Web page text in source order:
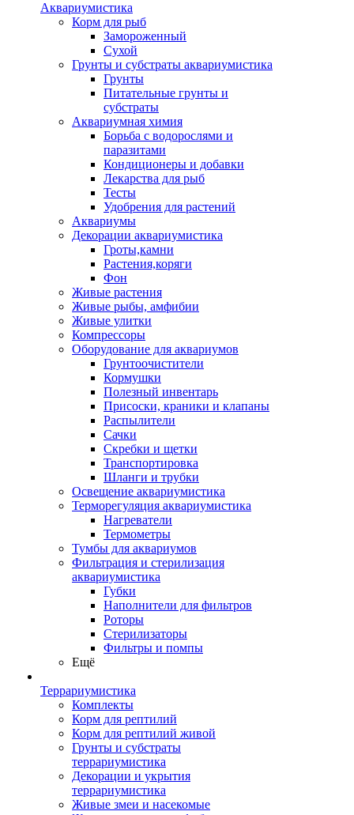
Аквариумистика
Корм для рыб
Замороженный
Сухой
Грунты и субстраты аквариумистика
Грунты
Питательные грунты и
субстраты
Аквариумная химия
Борьба с водорослями и
паразитами
Кондиционеры и добавки
Лекарства для рыб
Тесты
Удобрения для растений
Аквариумы
Декорации аквариумистика
Гроты,камни
Растения,коряги
Фон
Живые растения
Живые рыбы, амфибии
Живые улитки
Компрессоры
Оборудование для аквариумов
Грунтоочистители
Кормушки
Полезный инвентарь
Присоски, краники и клапаны
Распылители
Сачки
Скребки и щетки
Транспортировка
Шланги и трубки
Освещение аквариумистика
Терморегуляция аквариумистика
Нагреватели
Термометры
Тумбы для аквариумов
Фильтрация и стерилизация
аквариумистика
Губки
Наполнители для фильтров
Роторы
Стерилизаторы
Фильтры и помпы
Ещё
Террариумистика
Комплекты
Корм для рептилий
Корм для рептилий живой
Грунты и субстраты
террариумистика
Декорации и укрытия
террариумистика
Живые змеи и насекомые